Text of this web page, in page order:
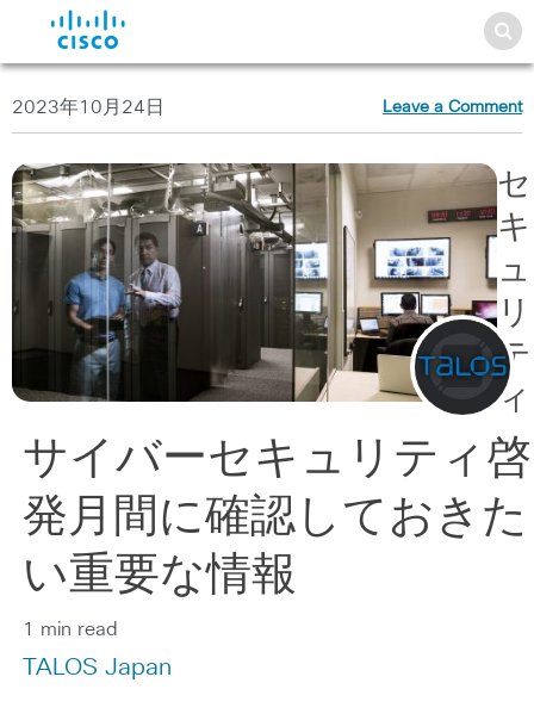
2023年10月24日 Leave a Comment
セ
キ
ュ
リ
テ
ィ
サイバーセキュリティ啓
発月間に確認しておきた
い重要な情報
1 min read
TALOS Japan